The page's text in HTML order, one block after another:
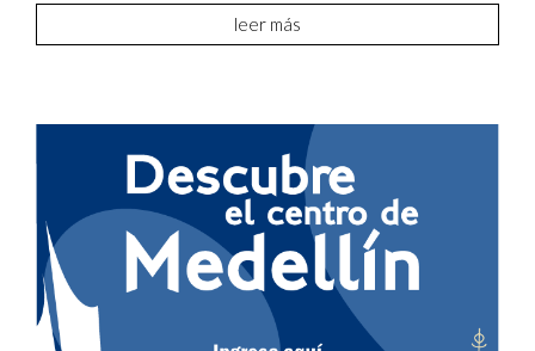
leer más